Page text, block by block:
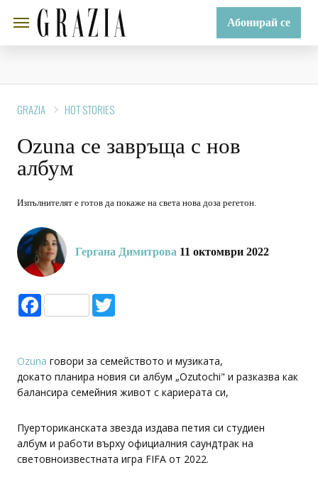
Абонирай се
GRAZIA HOT STORIES
Ozuna се завръща с нов
албум
Изпълнителят е готов да покаже на света нова доза регетон.
Гергана Димитрова 11 октомври 2022
Facebook
Ozuna говори за семейството и музиката,
докато планира новия си албум „Ozutochi" и разказва как
балансира семейния живот с кариерата си,
Пуерториканската звезда издава петия си студиен
албум и работи върху официалния саундтрак на
световноизвестната игра FIFA от 2022.